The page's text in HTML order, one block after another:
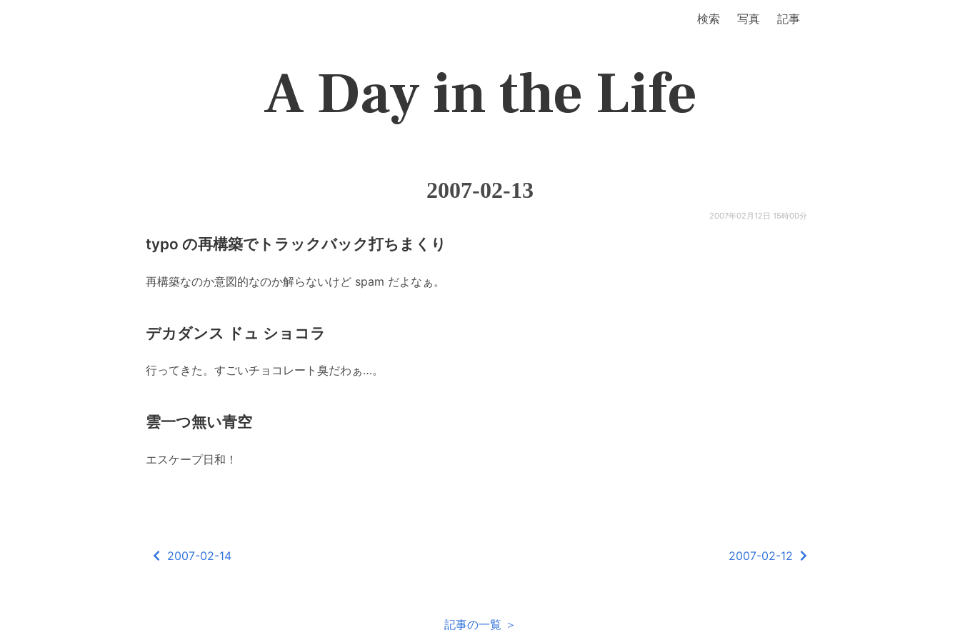
検索 写真 記事
A Day in the Life
2007-02-13
2007年02月12日 15時00分
typo の再構築でトラックバック打ちまくり
再構築なのか意図的なのか解らないけど spam だよなぁ。
デカダンス ドュ ショコラ
行ってきた。すごいチョコレート臭だわぁ…。
雲一つ無い青空
エスケープ日和！
2007-02-14 2007-02-12
記事の一覧 ＞